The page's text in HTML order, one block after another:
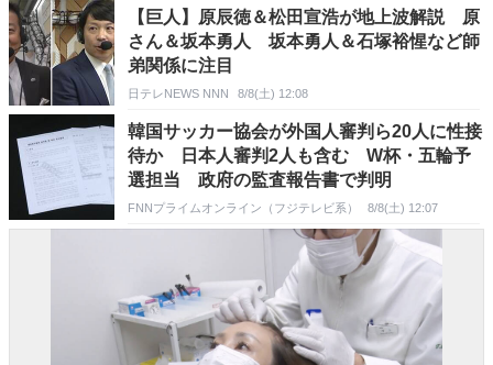
【巨人】原辰徳＆松田宣浩が地上波解説 原
さん＆坂本勇人 坂本勇人＆石塚裕惺など師
弟関係に注目
日テレNEWS NNN 8/8(土) 12:08
韓国サッカー協会が外国人審判ら20人に性接
待か 日本人審判2人も含む W杯・五輪予
選担当 政府の監査報告書で判明
FNNプライムオンライン（フジテレビ系） 8/8(土) 12:07